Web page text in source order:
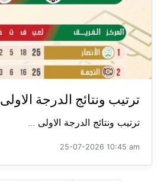
ترتيب ونتائج الدرجة الاولى
ترتيب ونتائج الدرجة الاولى ...
25-07-2026 10:45 am